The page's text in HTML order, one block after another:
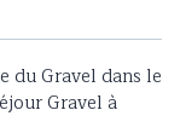
du Gravel dans le
Gravel à